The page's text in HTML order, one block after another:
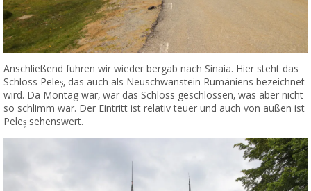
Anschließend fuhren wir wieder bergab nach Sinaia. Hier steht das
Schloss Peleș, das auch als Neuschwanstein Rumäniens bezeichnet
wird. Da Montag war, war das Schloss geschlossen, was aber nicht
so schlimm war. Der Eintritt ist relativ teuer und auch von außen ist
Peleș sehenswert.